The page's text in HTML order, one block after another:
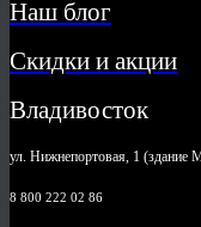
Наш блог
Скидки и акции
Владивосток
ул. Нижнепортовая, 1 (здание
8 800 222 02 86